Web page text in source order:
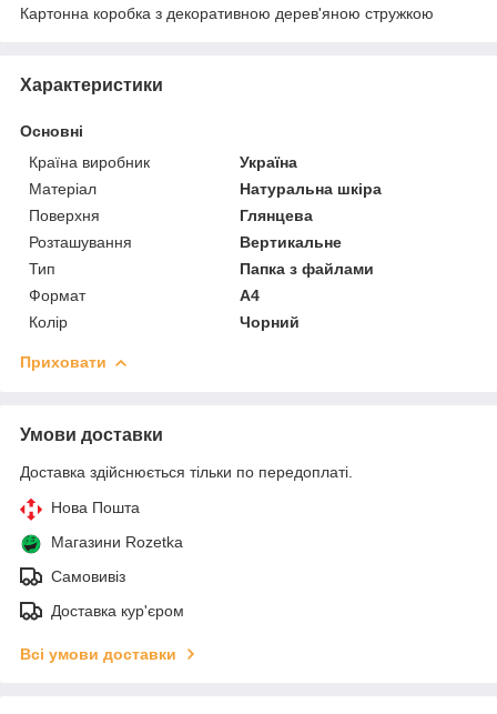
Картонна коробка з декоративною дерев'яною стружкою
Характеристики
Основні
Країна виробник
Україна
Матеріал
Натуральна шкіра
Поверхня
Глянцева
Розташування
Вертикальне
Тип
Папка з файлами
Формат
A4
Колір
Чорний
Приховати
Умови доставки
Доставка здійснюється тільки по передоплаті.
Нова Пошта
Магазини Rozetka
Самовивіз
Доставка кур'єром
Всі умови доставки